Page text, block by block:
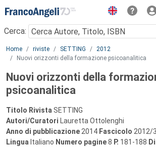
Menu
Cerca:
Main content
Home riviste SETTING
2012
Nuovi orizzonti della formazione psicoanalitica
Nuovi orizzonti della
psicoanalitica
Titolo Rivista SETTING
Autori/Curatori Lauretta Ottolenghi
Anno di pubblicazione 2014 Fascicolo 2012/
Lingua Italiano Numero pagine8 P. 181-188